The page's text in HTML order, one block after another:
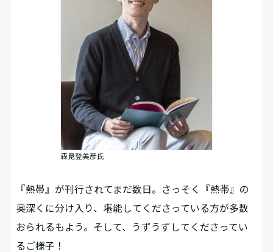
森見登美彦氏
『熱帯』が刊行されてまだ数日。さっそく『熱帯』の
奥深くに分け入り、堪能してくださっている方が多数
おられるもよう。そして、うずうずしてくださってい
るご様子！